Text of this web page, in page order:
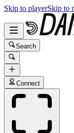
Skip to playerSkip to
Search
Connect